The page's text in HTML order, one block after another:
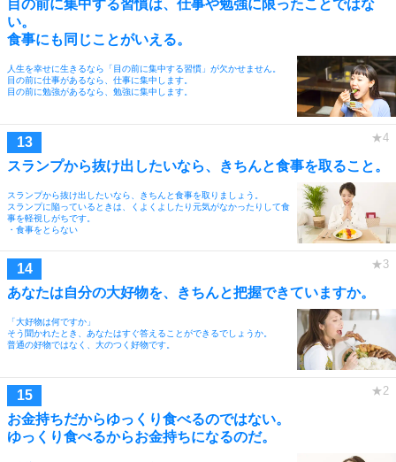
目の前に集中する習慣は、仕事や勉強に限ったことではな
い。
食事にも同じことがいえる。
人生を幸せに生きるなら「目の前に集中する習慣」が欠かせません。
目の前に仕事があるなら、仕事に集中します。
目の前に勉強があるなら、勉強に集中します。
スランプから抜け出したいなら、きちんと食事を取ること。
スランプから抜け出したいなら、きちんと食事を取りましょう。
スランプに陥っているときは、くよくよしたり元気がなかったりして食
事を軽視しがちです。
・食事をとらない
あなたは自分の大好物を、きちんと把握できていますか。
「大好物は何ですか」
そう聞かれたとき、あなたはすぐ答えることができるでしょうか。
普通の好物ではなく、大のつく好物です。
お金持ちだからゆっくり食べるのではない。
ゆっくり食べるからお金持ちになるのだ。